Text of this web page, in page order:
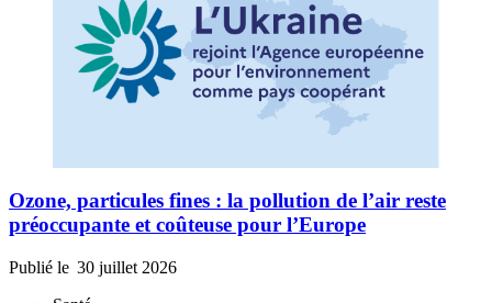
Ozone, particules fines : la pollution de l’air reste
préoccupante et coûteuse pour l’Europe
Publié le 30 juillet 2026